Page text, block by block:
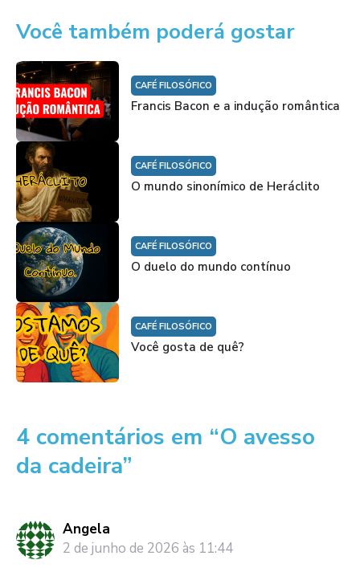
Você também poderá gostar
CAFÉ FILOSÓFICO
Francis Bacon e a indução romântica
CAFÉ FILOSÓFICO
O mundo sinonímico de Heráclito
CAFÉ FILOSÓFICO
O duelo do mundo contínuo
CAFÉ FILOSÓFICO
Você gosta de quê?
4 comentários em “O avesso
da cadeira”
Angela
2 de junho de 2026 às 11:44